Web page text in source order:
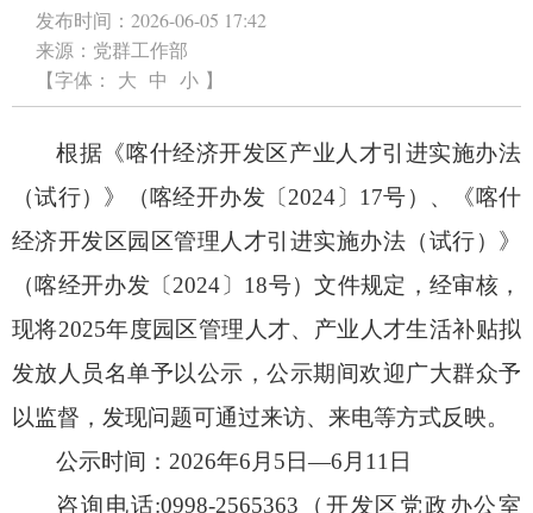
发布时间： 2026-06-05 17:42
来源： 党群工作部
【字体：
大 中 小 】
根据《喀什经济开发区产业人才引进实施办法
（试行）》（喀经开办发〔 2024 〕 17号）、《喀什
经济开发区园区管理人才引进实施办法（试行）》
（喀经开办发〔 2024 〕 18号）文件规定，经审核，
现将2025年度园区管理人才、产业人才生活补贴拟
发放人员名单予以公示 ，公示期间欢迎广大群众予
以监督，发现问题可通过来访、来电等方式反映。
公示时间： 2026年6 月 5 日—6 月 11 日
咨询电话:0998-2565363 （开发区党政办公室